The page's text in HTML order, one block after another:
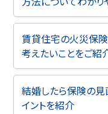
賃貸住宅の火災保
考えたいことをご紹
結婚したら保険の見
イントを紹介